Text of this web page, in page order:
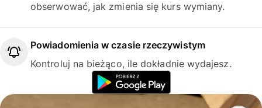
obserwować, jak zmienia się kurs wymiany.
Powiadomienia w czasie rzeczywistym
Kontroluj na bieżąco, ile dokładnie wydajesz.